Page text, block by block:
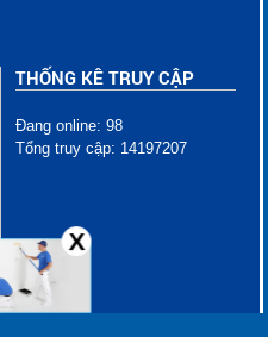
THỐNG KÊ TRUY CẬP
Đang online: 98
Tổng truy cập: 14197207
X